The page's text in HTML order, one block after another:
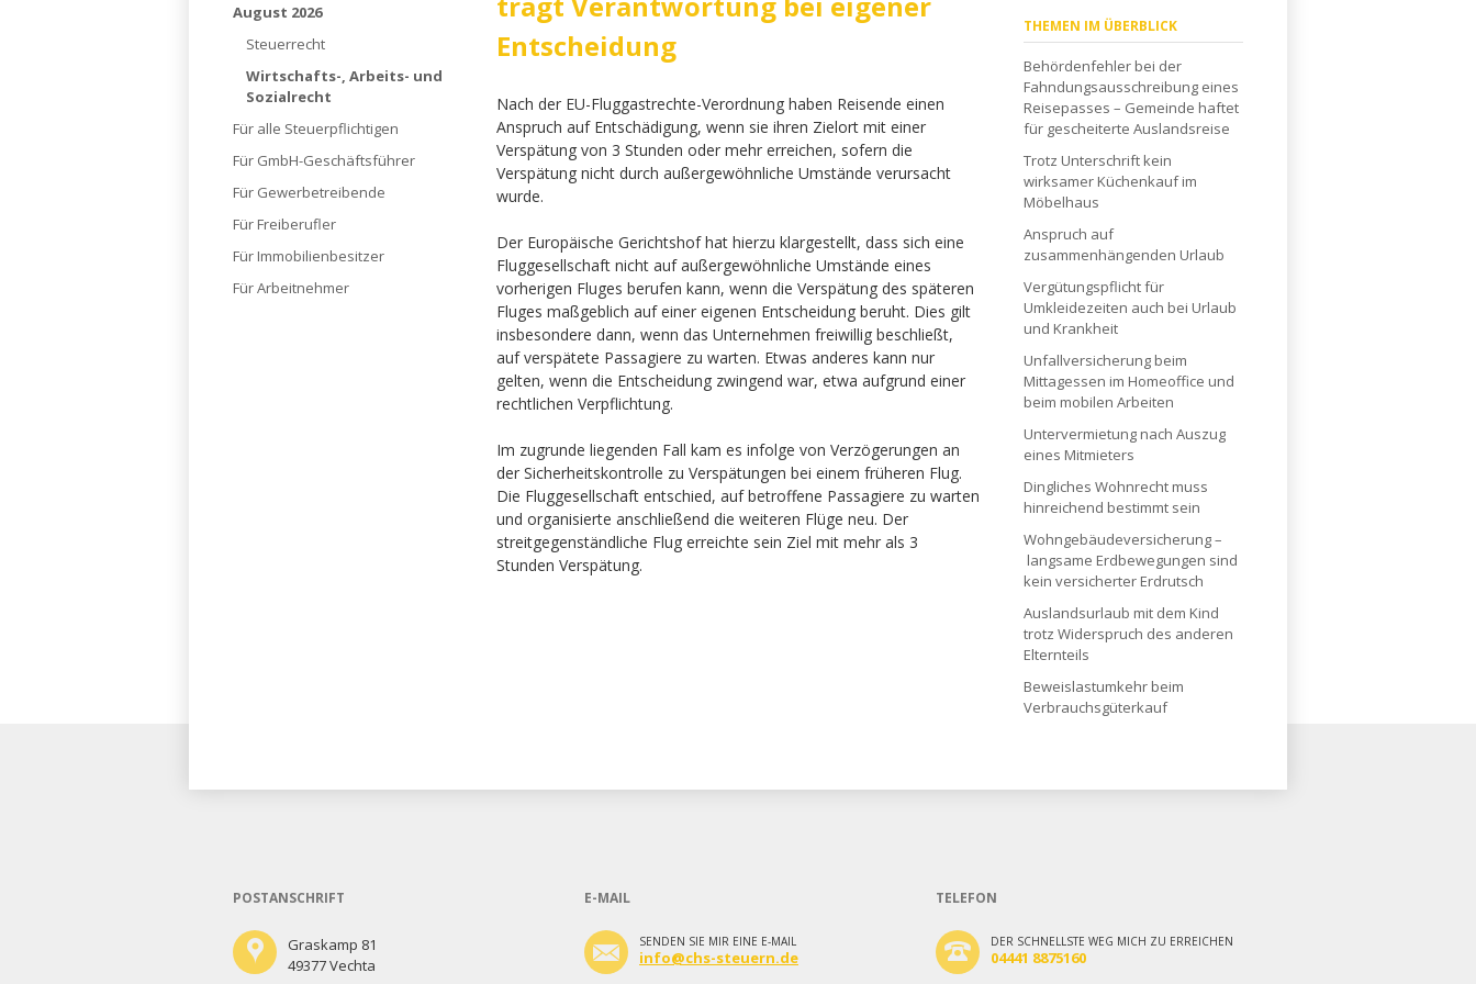
August 2026
Steuerrecht
Wirtschafts-, Arbeits- und
Sozialrecht
Für alle Steuerpflichtigen
Für GmbH-Geschäftsführer
Für Gewerbetreibende
Für Freiberufler
Für Immobilienbesitzer
Für Arbeitnehmer
Entscheidung
Nach der EU-Fluggastrechte-Verordnung haben Reisende einen
Anspruch auf Entschädigung, wenn sie ihren Zielort mit einer
Verspätung von 3 Stunden oder mehr erreichen, sofern die
Verspätung nicht durch außergewöhnliche Umstände verursacht
wurde.
Der Europäische Gerichtshof hat hierzu klargestellt, dass sich eine
Fluggesellschaft nicht auf außergewöhnliche Umstände eines
vorherigen Fluges berufen kann, wenn die Verspätung des späteren
Fluges maßgeblich auf einer eigenen Entscheidung beruht. Dies gilt
insbesondere dann, wenn das Unternehmen freiwillig beschließt,
auf verspätete Passagiere zu warten. Etwas anderes kann nur
gelten, wenn die Entscheidung zwingend war, etwa aufgrund einer
rechtlichen Verpflichtung.
Im zugrunde liegenden Fall kam es infolge von Verzögerungen an
der Sicherheitskontrolle zu Verspätungen bei einem früheren Flug.
Die Fluggesellschaft entschied, auf betroffene Passagiere zu warten
und organisierte anschließend die weiteren Flüge neu. Der
streitgegenständliche Flug erreichte sein Ziel mit mehr als 3
Stunden Verspätung.
Navigation
überspringen
THEMEN IM ÜBERBLICK
Behördenfehler bei der
Fahndungsausschreibung eines
Reisepasses – Gemeinde haftet
für gescheiterte Auslandsreise
Trotz Unterschrift kein
wirksamer Küchenkauf im
Möbelhaus
Anspruch auf
zusammenhängenden Urlaub
Vergütungspflicht für
Umkleidezeiten auch bei Urlaub
und Krankheit
Unfallversicherung beim
Mittagessen im Homeoffice und
beim mobilen Arbeiten
Untervermietung nach Auszug
eines Mitmieters
Dingliches Wohnrecht muss
hinreichend bestimmt sein
Wohngebäude­versicherung –
langsame Erdbewegungen sind
kein versicherter Erdrutsch
Auslandsurlaub mit dem Kind
trotz Widerspruch des anderen
Elternteils
Beweislastumkehr beim
Verbrauchsgüterkauf
POSTANSCHRIFT
Graskamp 81
49377 Vechta
E-MAIL
SENDEN SIE MIR EINE E-MAIL
info@chs-steuern.de
TELEFON
DER SCHNELLSTE WEG MICH ZU ERREICHEN
04441 8875160